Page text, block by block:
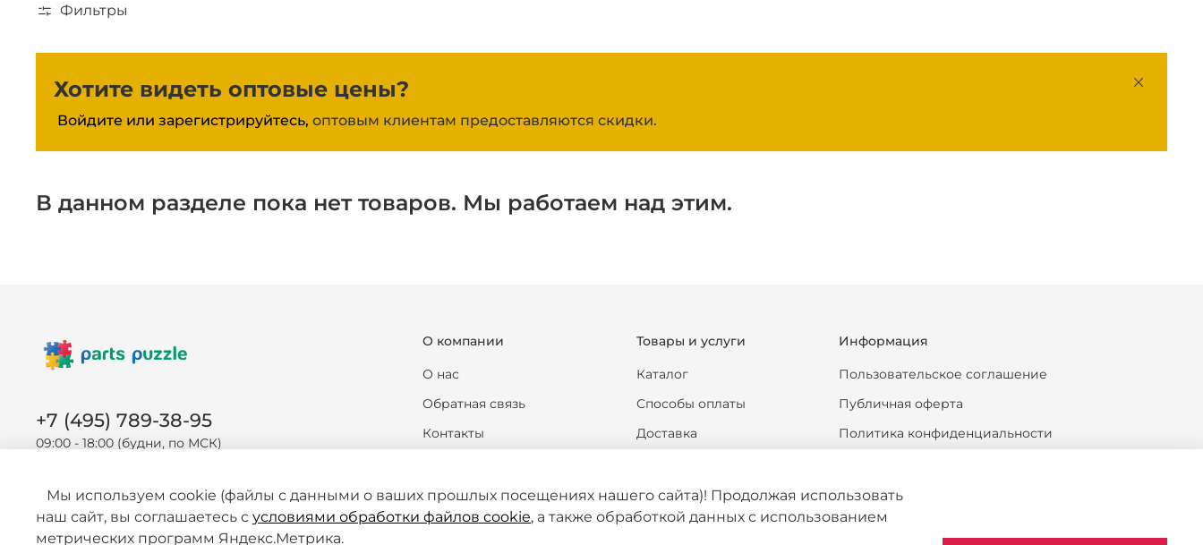
Фильтры
Хотите видеть оптовые цены?
Войдите или зарегистрируйтесь, оптовым клиентам предоставляются скидки.
В данном разделе пока нет товаров. Мы работаем над этим.
О компании
О нас
Обратная связь
Контакты
Новости
Статьи
Товары и услуги
Каталог
Способы оплаты
Доставка
Формы документов
Информация
Пользовательское соглашение
Публичная оферта
Политика конфиденциальности
Политика обработки персональных данных
Согласие на обработку персональных данных
+7 (495) 789-38-95
09:00 - 18:00 (будни, по МСК)
Мы используем cookie (файлы с данными о ваших прошлых посещениях нашего сайта)! Продолжая использовать
наш сайт, вы соглашаетесь с условиями обработки файлов cookie, а также обработкой данных с использованием
метрических программ Яндекс.Метрика.